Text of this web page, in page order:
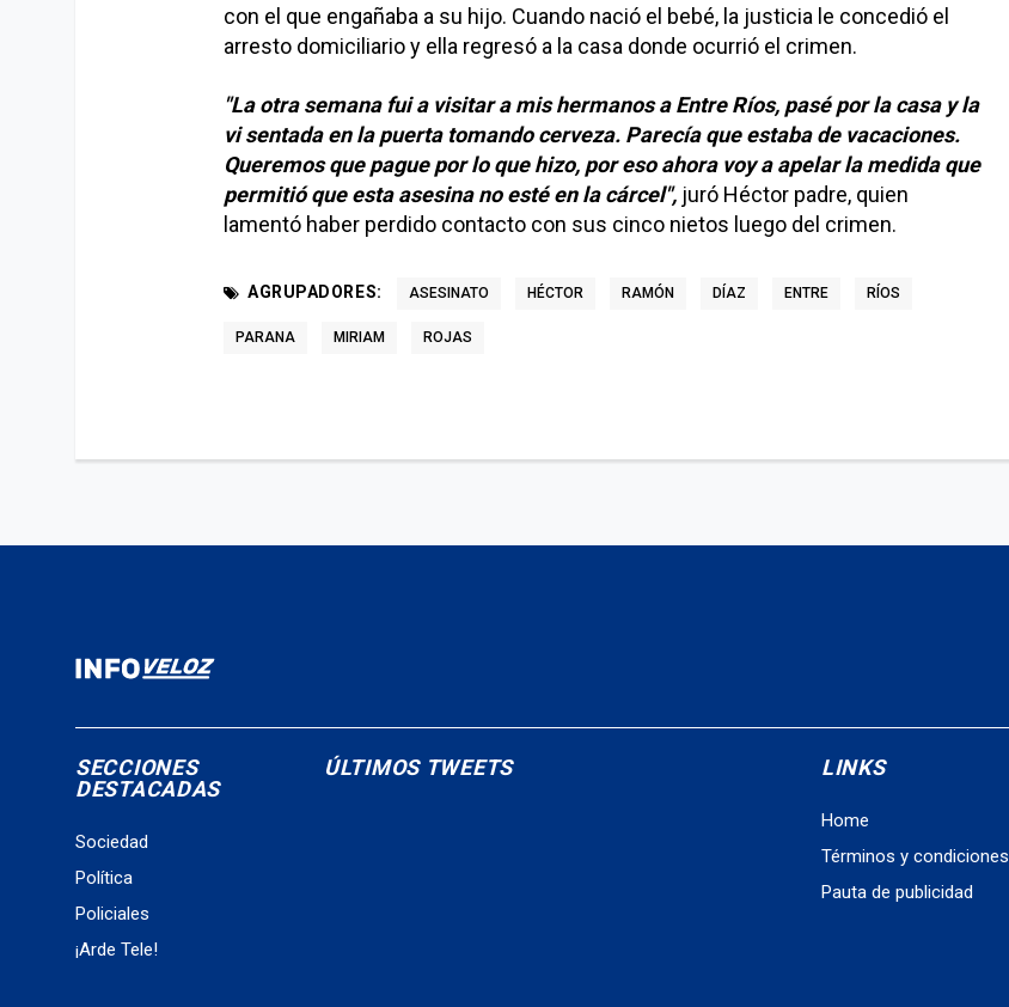
con el que engañaba a su hijo. Cuando nació el bebé, la justicia le concedió el
arresto domiciliario y ella regresó a la casa donde ocurrió el crimen.
"La otra semana fui a visitar a mis hermanos a Entre Ríos, pasé por la casa y la
vi sentada en la puerta tomando cerveza. Parecía que estaba de vacaciones.
Queremos que pague por lo que hizo, por eso ahora voy a apelar la medida que
permitió que esta asesina no esté en la cárcel", juró Héctor padre, quien
lamentó haber perdido contacto con sus cinco nietos luego del crimen.
AGRUPADORES: ASESINATO HÉCTOR RAMÓN DÍAZ ENTRE RÍOS
PARANA MIRIAM ROJAS
SECCIONES
DESTACADAS
Sociedad
Política
Policiales
¡Arde Tele!
ÚLTIMOS TWEETS LINKS
Home
Términos y condiciones
Pauta de publicidad